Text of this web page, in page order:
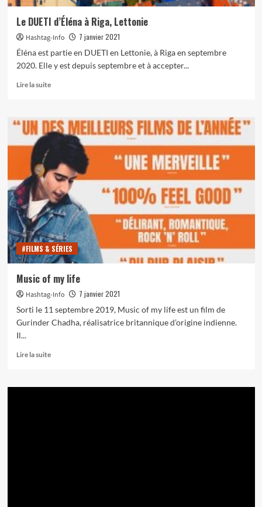
Le DUETI d’Éléna à Riga, Lettonie
Hashtag-Info
7 janvier 2021
Éléna est partie en DUETI en Lettonie, à Riga en septembre
2020. Elle y est depuis septembre et à accepter...
Lire la suiteEn
Le
DUETI
Riga,
Lettonie
#FILMS & SÉRIES
Music of my life
Hashtag-Info
7 janvier 2021
Sorti le 11 septembre 2019, Music of my life est un film de
Gurinder Chadha, réalisatrice britannique d’origine indienne.
Il...
Lire la suiteEn
sur